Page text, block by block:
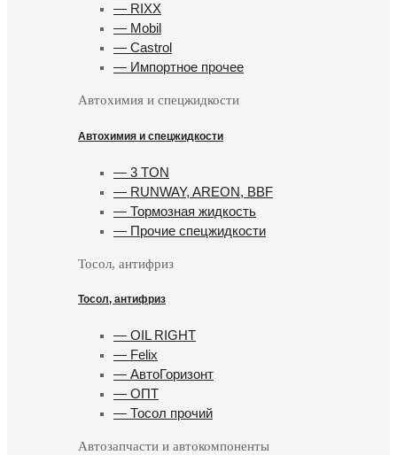
— RIXX
— Mobil
— Castrol
— Импортное прочее
Автохимия и спецжидкости
Автохимия и спецжидкости
— 3 TON
— RUNWAY, AREON, BBF
— Тормозная жидкость
— Прочие спецжидкости
Тосол, антифриз
Тосол, антифриз
— OIL RIGHT
— Felix
— АвтоГоризонт
— ОПТ
— Тосол прочий
Автозапчасти и автокомпоненты